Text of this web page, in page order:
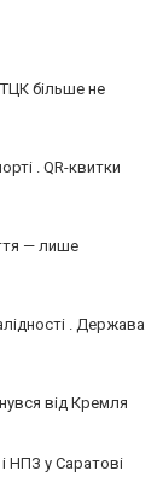
більше не
. QR-квитки
— лише
. Держава
від Кремля
НПЗ у Саратові